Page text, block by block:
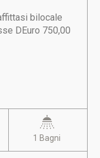
bilocale
DEuro 750,00
1 Bagni